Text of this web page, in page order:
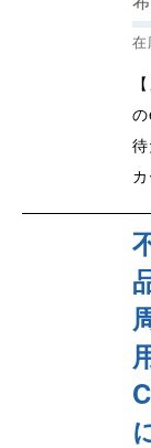
在